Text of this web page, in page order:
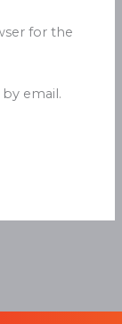
for the
email.